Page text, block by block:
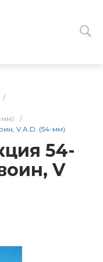
/
мм)
/
V A.D. (54-мм)
54-
V